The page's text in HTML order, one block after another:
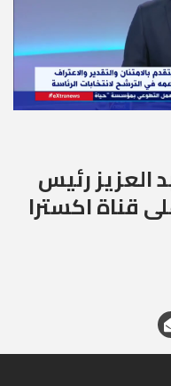
العزيز رئيس
قناة اكسترا